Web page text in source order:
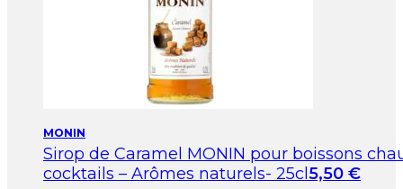
MONIN
Sirop de Caramel MONIN pour boissons
cocktails – Arômes naturels- 25cl 5,50 €